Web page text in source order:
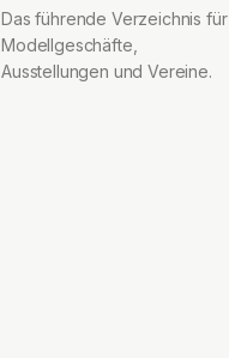
Das führende Verzeichnis für
Modellgeschäfte,
Ausstellungen und Vereine.